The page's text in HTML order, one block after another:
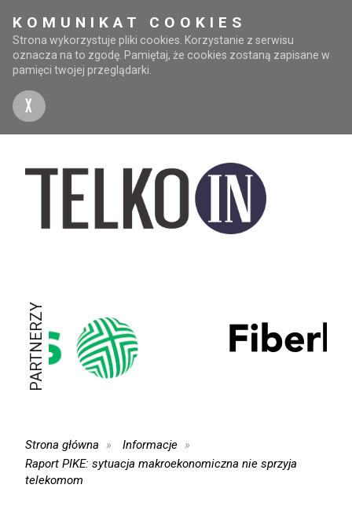
KOMUNIKAT COOKIES
Strona wykorzystuje pliki cookies. Korzystanie z serwisu
oznacza na to zgodę. Pamiętaj, że cookies zostaną zapisane w
pamięci twojej przeglądarki.
X
PARTNERZY
Strona główna
Informacje
Raport PIKE: sytuacja makroekonomiczna nie sprzyja
telekomom